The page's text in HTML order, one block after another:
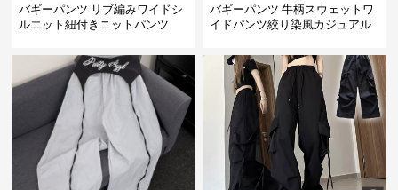
バギーパンツ リブ編みワイドシ
ルエット紐付きニットパンツ
バギーパンツ 牛柄スウェットワ
イドパンツ絞り染風カジュアル